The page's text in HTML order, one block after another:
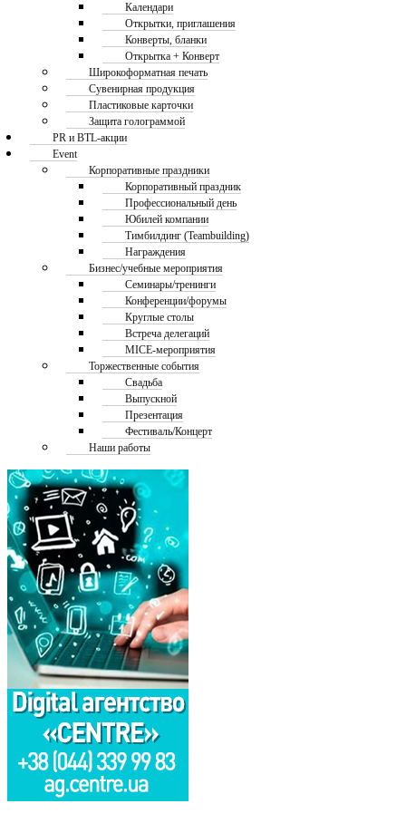
Календари
Открытки, приглашения
Конверты, бланки
Открытка + Конверт
Широкоформатная печать
Сувенирная продукция
Пластиковые карточки
Защита голограммой
PR и BTL-акции
Event
Корпоративные праздники
Корпоративный праздник
Профессиональный день
Юбилей компании
Тимбилдинг (Teambuilding)
Награждения
Бизнес/учебные мероприятия
Семинары/тренинги
Конференции/форумы
Круглые столы
Встреча делегаций
MICE-мероприятия
Торжественные события
Свадьба
Выпускной
Презентация
Фестиваль/Концерт
Наши работы